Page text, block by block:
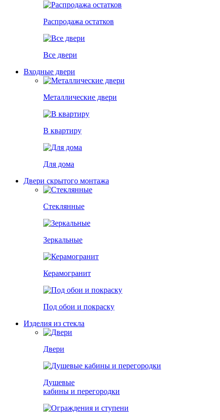
Распродажа остатков
Все двери
Входные двери
Металлические двери
В квартиру
Для дома
Двери скрытого монтажа
Стеклянные
Зеркальные
Керамогранит
Под обои и покраску
Изделия из стекла
Двери
Душевые
кабины и перегородки